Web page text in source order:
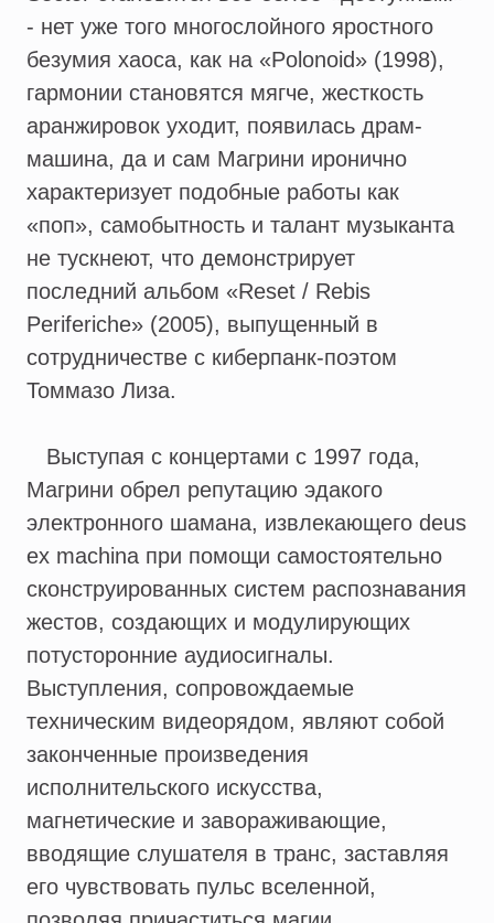
- нет уже того многослойного яростного
безумия хаоса, как на «Polonoid» (1998),
гармонии становятся мягче, жесткость
аранжировок уходит, появилась драм-
машина, да и сам Магрини иронично
характеризует подобные работы как
«поп», самобытность и талант музыканта
не тускнеют, что демонстрирует
последний альбом «Reset / Rebis
Periferiche» (2005), выпущенный в
сотрудничестве с киберпанк-поэтом
Томмазо Лиза.
Выступая с концертами с 1997 года,
Магрини обрел репутацию эдакого
электронного шамана, извлекающего deus
ex machina при помощи самостоятельно
сконструированных систем распознавания
жестов, создающих и модулирующих
потусторонние аудиосигналы.
Выступления, сопровождаемые
техническим видеорядом, являют собой
законченные произведения
исполнительского искусства,
магнетические и завораживающие,
вводящие слушателя в транс, заставляя
его чувствовать пульс вселенной,